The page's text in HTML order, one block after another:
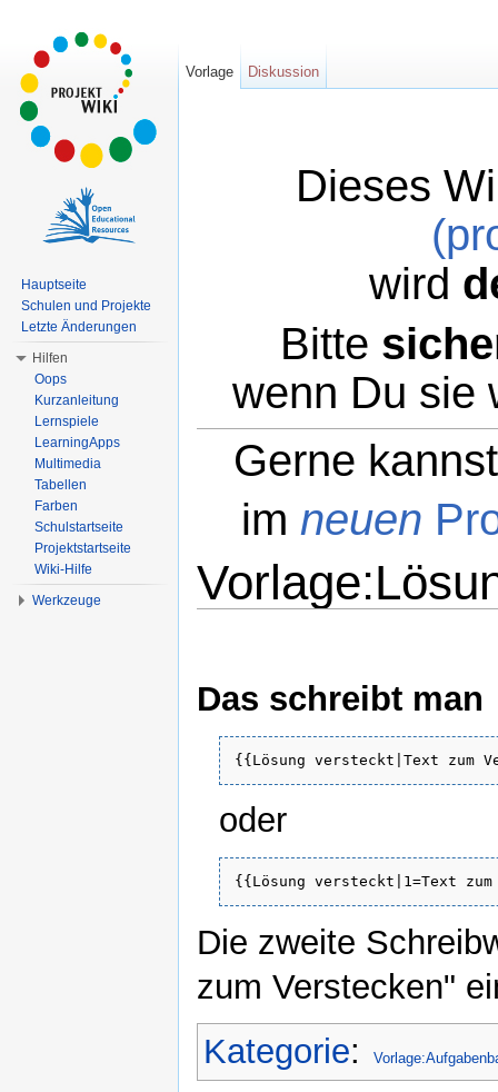
Dieses
wird
Bitte
wenn Du sie
Gerne
im neuen
Das schreibt man
{{Lösung versteckt|Text zum
oder
{{Lösung versteckt|1=Text
Die zweite
zum Verstecken"
Kategorie:
Vorlage Diskussion
Hauptseite
Schulen und Projekte
Letzte Änderungen
Hilfen
Oops
Kurzanleitung
Lernspiele
LearningApps
Multimedia
Tabellen
Farben
Schulstartseite
Projektstartseite
Wiki-Hilfe
Werkzeuge